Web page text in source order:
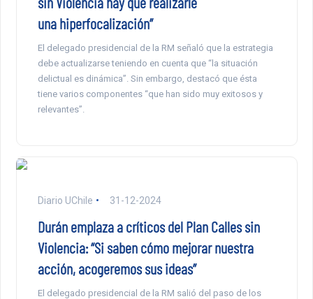
una hiperfocalización”
El delegado presidencial de la RM señaló que la estrategia
debe actualizarse teniendo en cuenta que “la situación
delictual es dinámica”. Sin embargo, destacó que ésta
tiene varios componentes “que han sido muy exitosos y
relevantes”.
Diario UChile 31-12-2024
Durán emplaza a críticos del Plan Calles sin
Violencia: “Si saben cómo mejorar nuestra
acción, acogeremos sus ideas”
El delegado presidencial de la RM salió del paso de los